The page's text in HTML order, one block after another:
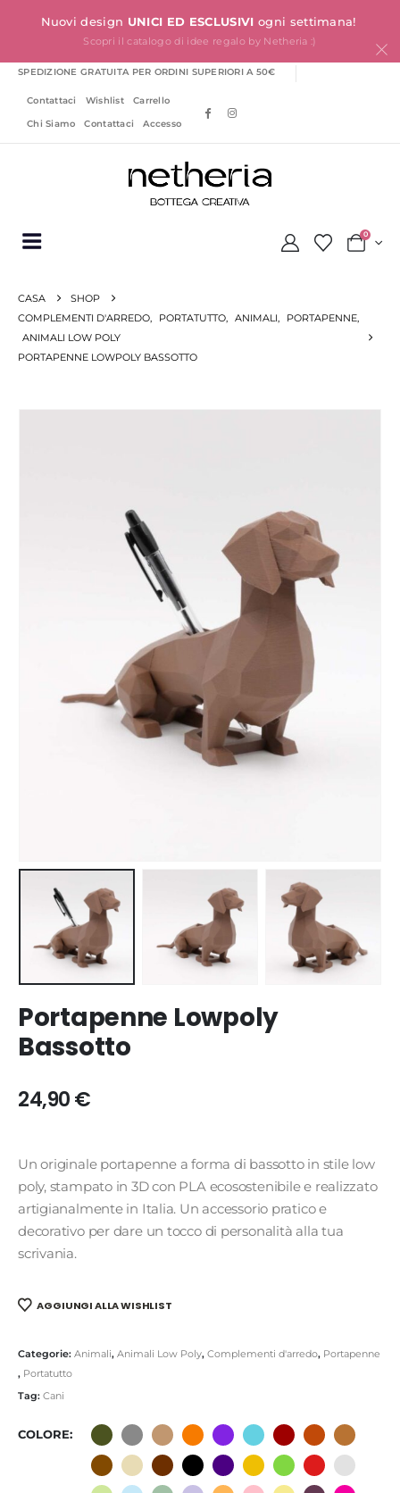
Nuovi design UNICI ED ESCLUSIVI ogni settimana!
Scopri il catalogo di idee regalo by Netheria :)
SPEDIZIONE GRATUITA PER ORDINI SUPERIORI A 50€
Contattaci Wishlist
Carrello
Chi Siamo
Contattaci Accesso
0
CASA
SHOP
COMPLEMENTI D'ARREDO, PORTATUTTO, ANIMALI, PORTAPENNE,
ANIMALI LOW POLY
PORTAPENNE LOWPOLY BASSOTTO
Portapenne Lowpoly
Bassotto
24,90€
Un originale portapenne a forma di bassotto in stile low
poly, stampato in 3D con PLA ecosostenibile e realizzato
artigianalmente in Italia. Un accessorio pratico e
decorativo per dare un tocco di personalità alla tua
scrivania.
AGGIUNGI ALLA WISHLIST
Categorie: Animali, Animali Low Poly, Complementi d'arredo, Portapenne
, Portatutto
Tag: Cani
COLORE